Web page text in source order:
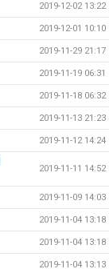
2019-12-02 13:22
2019-12-01 10:10
2019-11-29 21:17
2019-11-19 06:31
2019-11-18 06:32
2019-11-13 21:23
2019-11-12 14:24
2019-11-11 14:52
2019-11-09 14:03
2019-11-04 13:18
2019-11-04 13:18
2019-11-04 13:13